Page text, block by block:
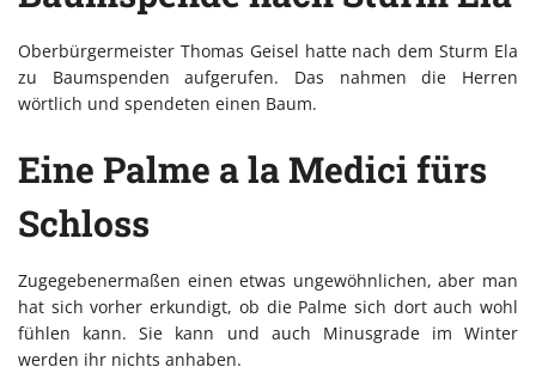
Oberbürgermeister Thomas Geisel hatte nach dem Sturm Ela
zu Baumspenden aufgerufen. Das nahmen die Herren
wörtlich und spendeten einen Baum.
Eine Palme a la Medici fürs
Schloss
Zugegebenermaßen einen etwas ungewöhnlichen, aber man
hat sich vorher erkundigt, ob die Palme sich dort auch wohl
fühlen kann. Sie kann und auch Minusgrade im Winter
werden ihr nichts anhaben.